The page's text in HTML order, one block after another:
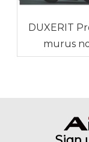
DUXERIT
murus
Projector ad